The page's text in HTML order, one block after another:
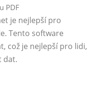
PDF
je nejlepší pro
Tento software
což je nejlepší pro lidi,
dat.